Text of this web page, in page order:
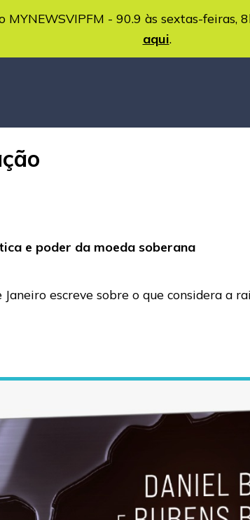
MYNEWSVIPFM - 90.9 às sextas-feiras,
aqui.
e poder da moeda soberana
escreve sobre o que considera a